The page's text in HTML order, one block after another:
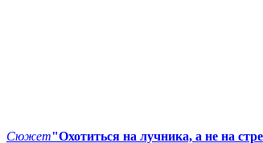
Сюжет"Охотиться на лучника, а не на